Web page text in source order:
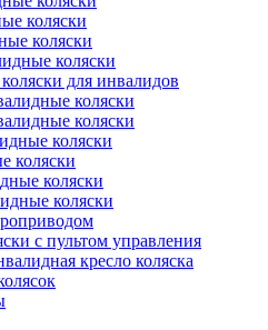
коляски
коляски
коляски
для инвалидов
коляски
коляски
коляски
коляски
коляски
коляски
с пультом управления
кресло коляска